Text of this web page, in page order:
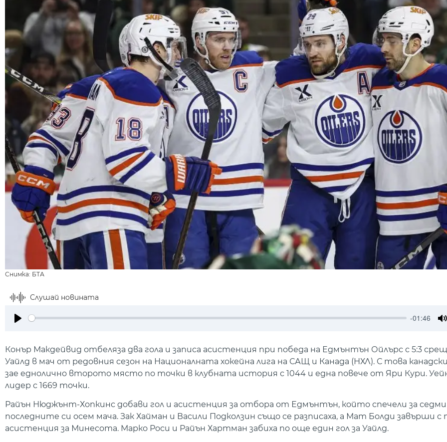
Снимка: БТА
Слушай новината
-01:46
Конър Макдейвид отбеляза два гола и записа асистенция при победа на Едмънтън Ойлърс с 5:3
Уайлд в мач от редовния сезон на Националната хокейна лига на САЩ и Канада (НХЛ). С това
зае еднолично второто място по точки в клубната история с 1044 и една повече от Яри Кури.
лидер с 1669 точки.
Райън Нюджънт-Хопкинс добави гол и асистенция за отбора от Едмънтън, който спечели за
последните си осем мача. Зак Хайман и Васили Подколзин също се разписаха, а Мат Болди завърши с
асистенция за Минесота. Марко Роси и Райън Хартман забиха по още един гол за Уайлд.